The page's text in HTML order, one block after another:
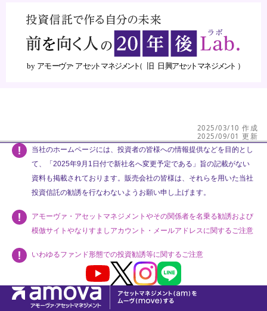
2025/03/10 作成
2025/09/01 更新
当社のホームページには、投資者の皆様への情報提供などを目的とし
て、「2025年9月1日付で新社名へ変更予定である」旨の記載がない
資料も掲載されております。販売会社の皆様は、それらを用いた当社
投資信託の勧誘を行なわないようお願い申し上げます。
アモーヴァ・アセットマネジメントやその関係者を名乗る勧誘および
模倣サイトやなりすましアカウント・メールアドレスに関するご注意
いわゆるファンド形態での投資勧誘等に関するご注意
Youtube X InstagramLINE